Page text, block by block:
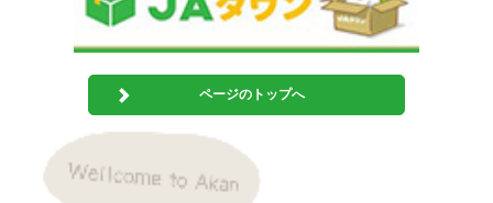
ページのトップへ